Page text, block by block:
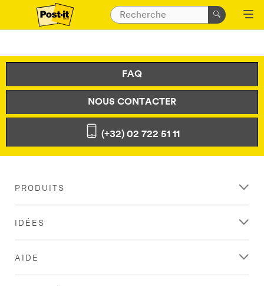
FAQ
NOUS CONTACTER
(+32) 02 722 51 11
PRODUITS
IDÉES
AIDE